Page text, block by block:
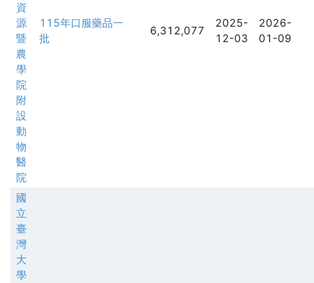
資
源
暨
農
學
院
附
設
動
物
醫
院
115年口服藥品一
批
6,312,077
2025-
12-03
2026-
01-09
國
立
臺
灣
大
學